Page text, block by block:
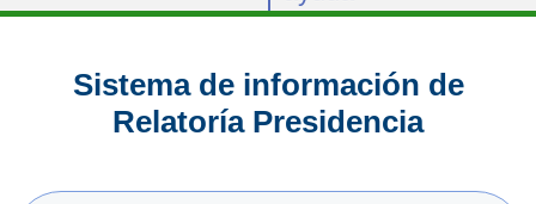
Sistema de información de
Relatoría Presidencia